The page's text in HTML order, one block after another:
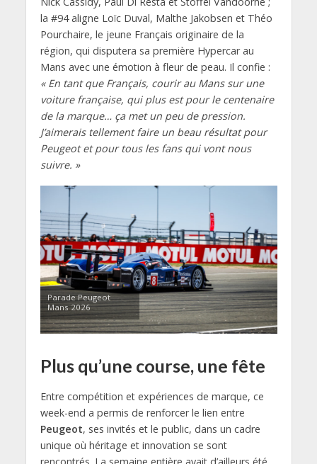
la #94 aligne Loïc Duval, Malthe Jakobsen et Théo
Pourchaire, le jeune Français originaire de la
région, qui disputera sa première Hypercar au
Mans avec une émotion à fleur de peau. Il confie :
« En tant que Français, courir au Mans sur une
voiture française, qui plus est pour le centenaire
de la marque… ça met un peu de pression.
J’aimerais tellement faire un beau résultat pour
Peugeot et pour tous les fans qui vont nous
suivre. »
Parade Peugeot
Mans 2026
Plus qu’une course, une fête
Entre compétition et expériences de marque, ce
week-end a permis de renforcer le lien entre
Peugeot, ses invités et le public, dans un cadre
unique où héritage et innovation se sont